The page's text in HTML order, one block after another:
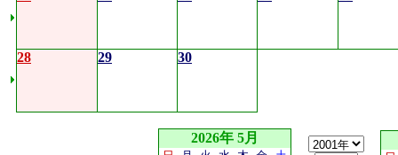
28 29 30
2026年 5月